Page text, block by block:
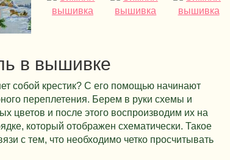
в вышивке
собой крестик? С его помощью начинают
переплетения. Берем в руки схемы и
цветов и после этого воспроизводим их на
который отображен схематически. Такое
с тем, что необходимо четко просчитывать